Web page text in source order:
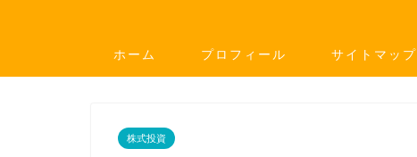
ホーム プロフィール サイトマップ
株式投資